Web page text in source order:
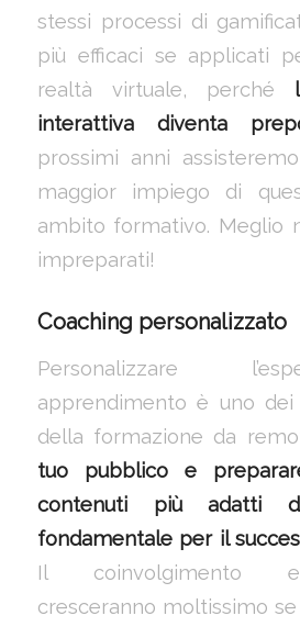
stessi processi di
più efficaci se applicati
realtà virtuale, perché
interattiva diventa
prossimi anni
maggior impiego di
ambito formativo. Meglio
impreparati!
Coaching personalizzato
Personalizzare
apprendimento è uno dei
della formazione da
tuo pubblico e
contenuti più adatti
fondamentale per il
Il coinvolgimento e
cresceranno moltissimo